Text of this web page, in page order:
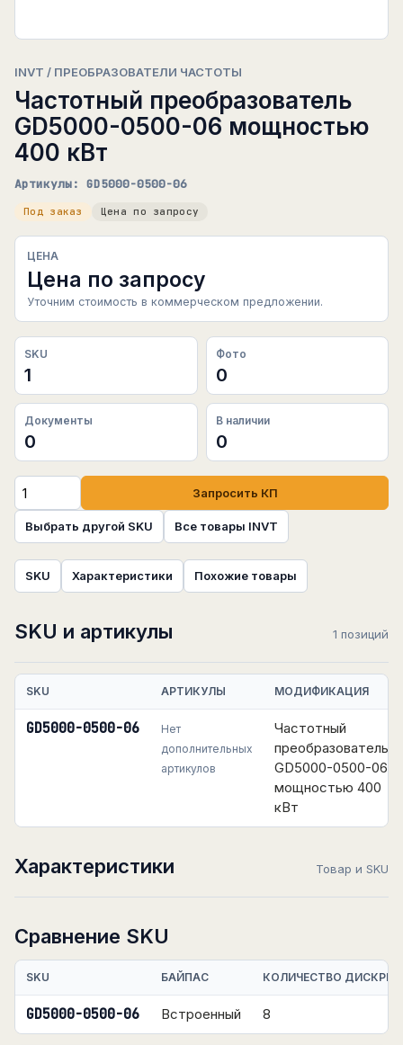
INVT / ПРЕОБРАЗОВАТЕЛИ ЧАСТОТЫ
Частотный преобразователь
GD5000-0500-06 мощностью
400 кВт
Артикулы: GD5000-0500-06
Под заказ Цена по запросу
ЦЕНА
Цена по запросу
Уточним стоимость в коммерческом предложении.
SKU
1
Фото
0
Документы
0
В наличии
0
Запросить КП
Выбрать другой SKU Все товары INVT
SKU Характеристики Похожие товары
SKU и артикулы 1 позиций
SKU АРТИКУЛЫ МОДИФИКАЦИЯ
GD5000-0500-06
Нет
дополнительных
артикулов
Частотный
преобразователь
GD5000-0500-06
мощностью 400
кВт
Характеристики Товар и SKU
Сравнение SKU
SKU БАЙПАС КОЛИЧЕСТВО
GD5000-0500-06 Встроенный 8